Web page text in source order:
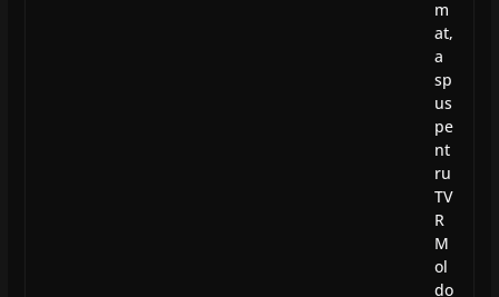
m
at,
a
sp
us
pe
nt
ru
TV
R
M
ol
do